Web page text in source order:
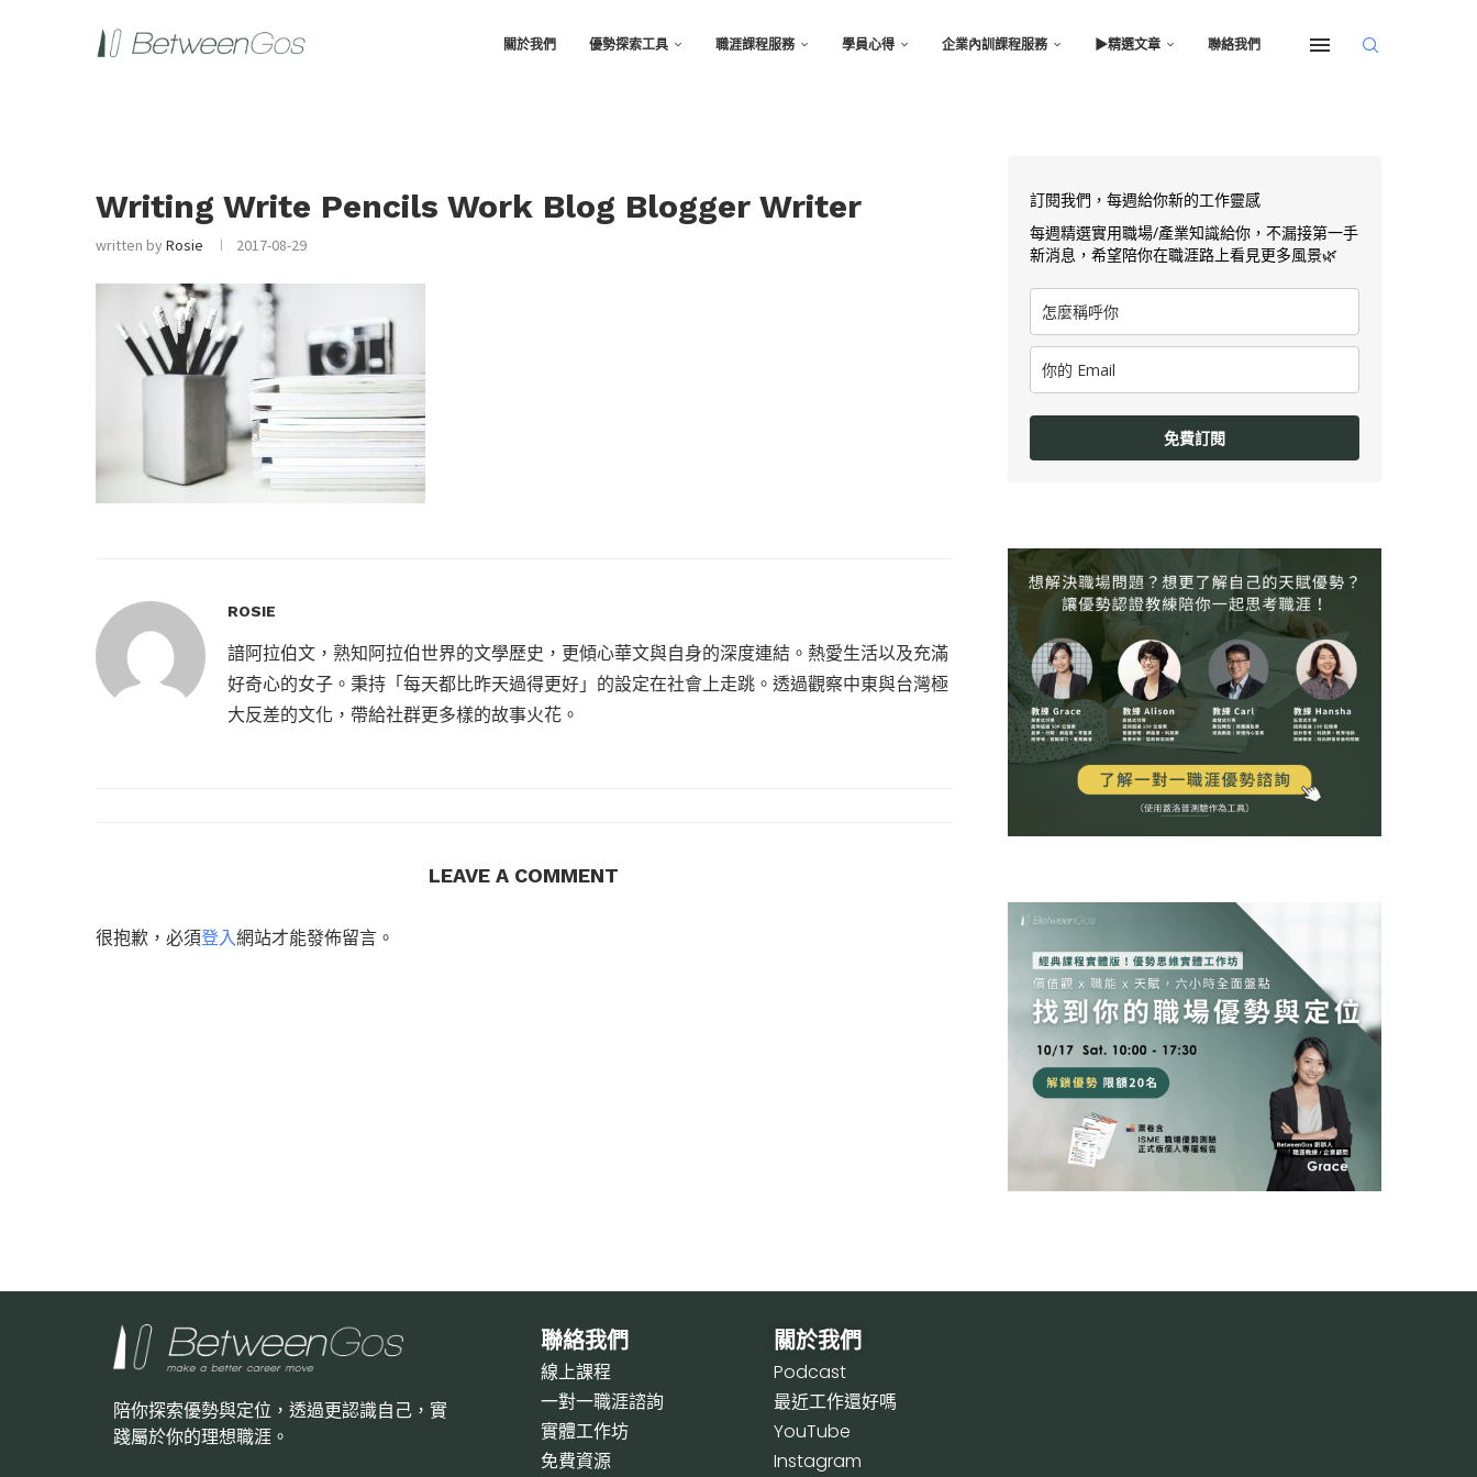
關於我們 優勢探索工具 職涯課程服務 學員心得 企業內訓課程服務 ▶︎精選文章 聯絡我們
Writing Write Pencils Work Blog Blogger Writer
written byRosie 2017-08-29
ROSIE
諳阿拉伯文，熟知阿拉伯世界的文學歷史，更傾心華文與自身的深度連結。熱愛生活以及充滿
好奇心的女子。秉持「每天都比昨天過得更好」的設定在社會上走跳。透過觀察中東與台灣極
大反差的文化，帶給社群更多樣的故事火花。
LEAVE A COMMENT
很抱歉，必須登入網站才能發佈留言。
訂閱我們，每週給你新的工作靈感
每週精選實用職場/產業知識給你，不漏接第一手
新消息，希望陪你在職涯路上看見更多風景🌿
免費訂閱
陪你探索優勢與定位，透過更認識自己，實
踐屬於你的理想職涯。
聯絡我們
線上課程
一對一職涯諮詢
實體工作坊
免費資源
關於我們
Podcast
最近工作還好嗎
YouTube
Instagram